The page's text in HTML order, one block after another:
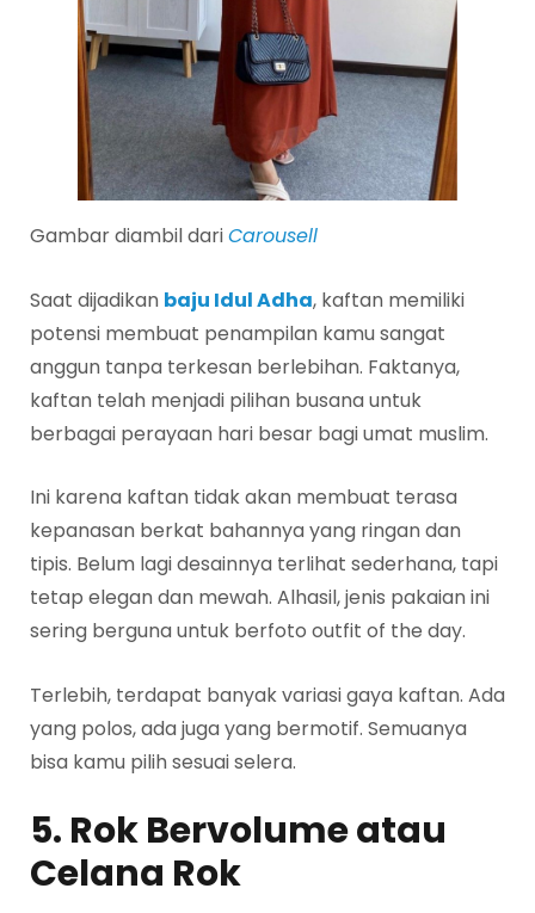
Gambar diambil dariCarousell
Saat dijadikan baju Idul Adha, kaftan memiliki
potensi membuat penampilan kamu sangat
anggun tanpa terkesan berlebihan. Faktanya,
kaftan telah menjadi pilihan busana untuk
berbagai perayaan hari besar bagi umat muslim.
Ini karena kaftan tidak akan membuat terasa
kepanasan berkat bahannya yang ringan dan
tipis. Belum lagi desainnya terlihat sederhana, tapi
tetap elegan dan mewah. Alhasil, jenis pakaian ini
sering berguna untuk berfoto outfit of the day.
Terlebih, terdapat banyak variasi gaya kaftan. Ada
yang polos, ada juga yang bermotif. Semuanya
bisa kamu pilih sesuai selera.
5. Rok Bervolume atau
Celana Rok